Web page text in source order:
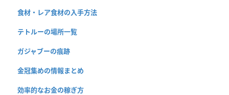
食材・レア食材の入手方法
テトルーの場所一覧
ガジャブーの痕跡
金冠集めの情報まとめ
効率的なお金の稼ぎ方